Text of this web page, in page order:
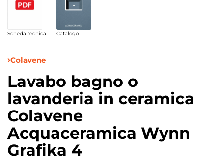
Scheda tecnica Catalogo
Colavene
Lavabo bagno o
lavanderia in ceramica
Colavene
Acquaceramica Wynn
Grafika 4